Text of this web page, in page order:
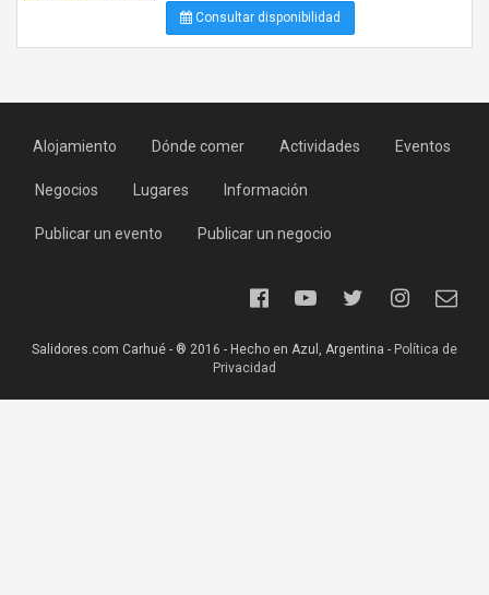
Consultar disponibilidad
Alojamiento Dónde comer Actividades Eventos
Negocios Lugares Información
Publicar un evento Publicar un negocio
Salidores.com Carhué - ® 2016 - Hecho en Azul, Argentina - Política de
Privacidad